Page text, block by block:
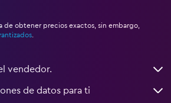
de obtener precios exactos, sin embargo,
vendedor.
de datos para ti